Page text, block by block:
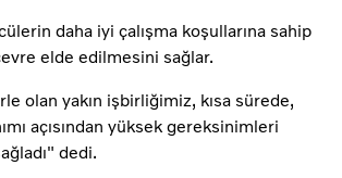
daha iyi çalışma koşullarına sahip
elde edilmesini sağlar.
olan yakın işbirliğimiz, kısa sürede,
açısından yüksek gereksinimleri
dedi.